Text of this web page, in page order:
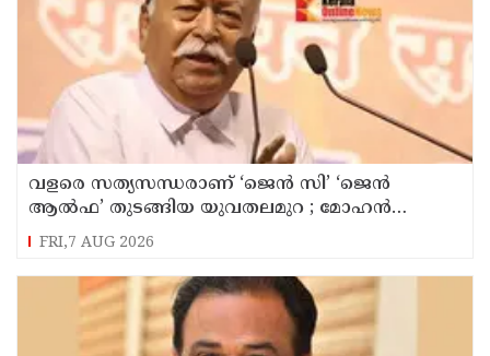
വളരെ സത്യസന്ധരാണ് ‘ജെൻ സി’ ‘ജെൻ
ആൽഫ’ തുടങ്ങിയ യുവതലമുറ ; മോഹൻ
ഭാഗവത്
FRI,7 AUG 2026